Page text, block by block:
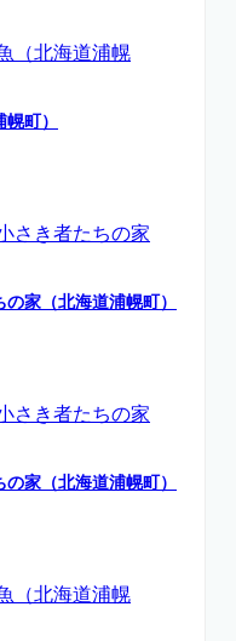
町）
家（北海道浦幌町）
家（北海道浦幌町）